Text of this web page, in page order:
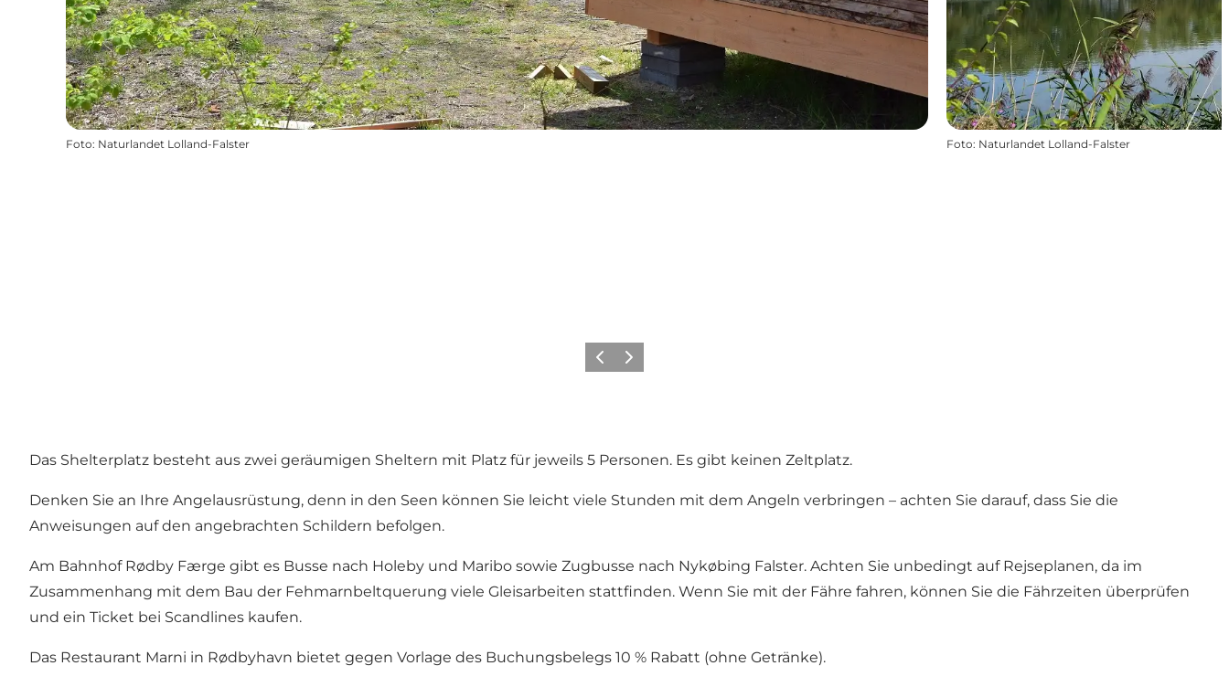
Foto: Naturlandet Lolland-Falster Foto: Naturlandet Lolland-Falster
ZurückWeiter
Das Shelterplatz besteht aus zwei geräumigen Sheltern mit Platz für jeweils 5 Personen. Es gibt keinen Zeltplatz.
Denken Sie an Ihre Angelausrüstung, denn in den Seen können Sie leicht viele Stunden mit dem Angeln verbringen – achten Sie darauf, dass Sie die
Anweisungen auf den angebrachten Schildern befolgen.
Am Bahnhof Rødby Færge gibt es Busse nach Holeby und Maribo sowie Zugbusse nach Nykøbing Falster. Achten Sie unbedingt auf Rejseplanen, da im
Zusammenhang mit dem Bau der Fehmarnbeltquerung viele Gleisarbeiten stattfinden. Wenn Sie mit der Fähre fahren, können Sie die Fährzeiten überprüfen
und ein Ticket bei Scandlines kaufen.
Das Restaurant Marni in Rødbyhavn bietet gegen Vorlage des Buchungsbelegs 10 % Rabatt (ohne Getränke).